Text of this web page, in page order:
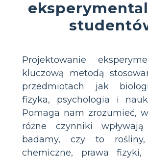
Projektowanie
kluczową metodą
przedmiotach jak
fizyka, psychologia i
Pomaga nam zrozumieć,
różne czynniki
badamy, czy to rośliny,
chemiczne, prawa fizyki,